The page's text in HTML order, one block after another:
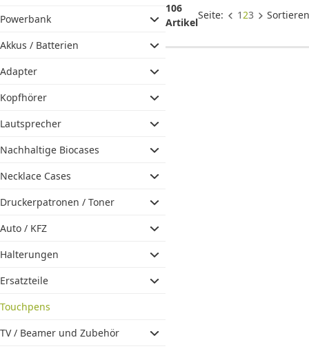
Powerbank
Akkus / Batterien
Adapter
Kopfhörer
Lautsprecher
Nachhaltige Biocases
Necklace Cases
Druckerpatronen / Toner
Auto / KFZ
Halterungen
Ersatzteile
Touchpens
TV / Beamer und Zubehör
106
Artikel
Seite: 123